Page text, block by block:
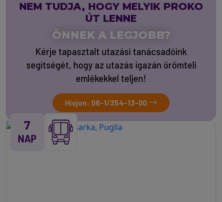
NEM TUDJA, HOGY MELYIK PROKO
ÚT LENNE
ÖNNEK A LEGJOBB?
Kérje tapasztalt utazási tanácsadóink
segítségét, hogy az utazás igazán örömteli
emlékekkel teljen!
Hívjon: 06-1/354-13-00
7
NAP